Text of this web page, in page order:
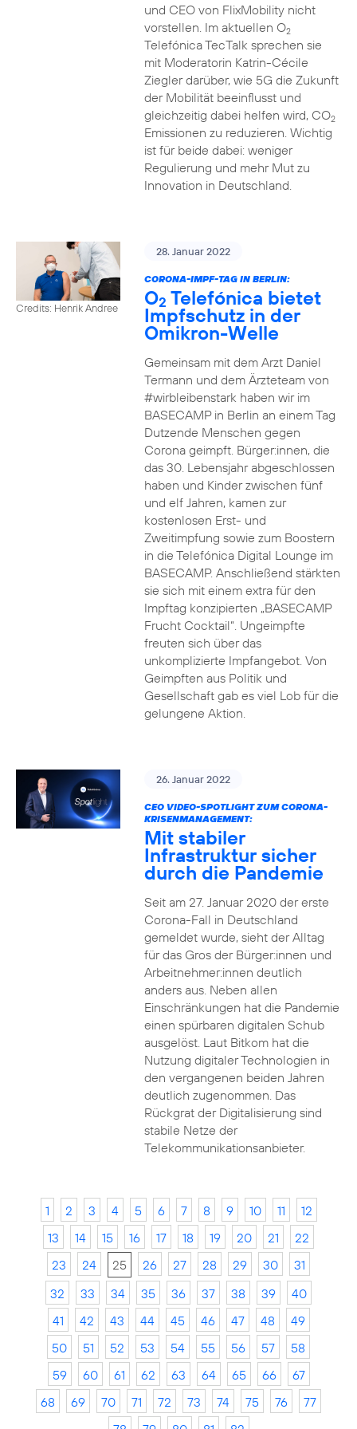
und CEO von FlixMobility nicht
vorstellen. Im aktuellen O2
Telefónica TecTalk sprechen sie
mit Moderatorin Katrin-Cécile
Ziegler darüber, wie 5G die Zukunft
der Mobilität beeinflusst und
gleichzeitig dabei helfen wird, CO2
Emissionen zu reduzieren. Wichtig
ist für beide dabei: weniger
Regulierung und mehr Mut zu
Innovation in Deutschland.
Credits: Henrik Andree
28. Januar 2022
CORONA-IMPF-TAG IN BERLIN:
O2 Telefónica bietet
Impfschutz in der
Omikron-Welle
Gemeinsam mit dem Arzt Daniel
Termann und dem Ärzteteam von
#wirbleibenstark haben wir im
BASECAMP in Berlin an einem Tag
Dutzende Menschen gegen
Corona geimpft. Bürger:innen, die
das 30. Lebensjahr abgeschlossen
haben und Kinder zwischen fünf
und elf Jahren, kamen zur
kostenlosen Erst- und
Zweitimpfung sowie zum Boostern
in die Telefónica Digital Lounge im
BASECAMP. Anschließend stärkten
sie sich mit einem extra für den
Impftag konzipierten „BASECAMP
Frucht Cocktail“. Ungeimpfte
freuten sich über das
unkomplizierte Impfangebot. Von
Geimpften aus Politik und
Gesellschaft gab es viel Lob für die
gelungene Aktion.
26. Januar 2022
CEO VIDEO-SPOTLIGHT ZUM CORONA-
KRISENMANAGEMENT:
Mit stabiler
Infrastruktur sicher
durch die Pandemie
Seit am 27. Januar 2020 der erste
Corona-Fall in Deutschland
gemeldet wurde, sieht der Alltag
für das Gros der Bürger:innen und
Arbeitnehmer:innen deutlich
anders aus. Neben allen
Einschränkungen hat die Pandemie
einen spürbaren digitalen Schub
ausgelöst. Laut Bitkom hat die
Nutzung digitaler Technologien in
den vergangenen beiden Jahren
deutlich zugenommen. Das
Rückgrat der Digitalisierung sind
stabile Netze der
Telekommunikationsanbieter.
1 2 3 4 5 6 7 8 9 10 11
12
13
14 15 16 17 18 19 20 21
22
23
24 25 26 27 28 29 30
31
32
33 34 35 36 37 38 39
40
41
42 43 44 45 46 47 48
49
50
51 52 53 54 55 56 57
58
59
60 61 62 63 64 65 66
67
68
69 70 71 72 73 74 75 76
77